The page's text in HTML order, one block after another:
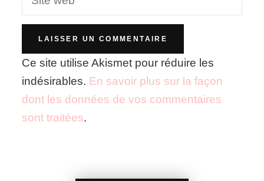
Ce site utilise Akismet pour réduire les
indésirables. En savoir plus sur la façon
dont les données de vos commentaires
sont traitées.